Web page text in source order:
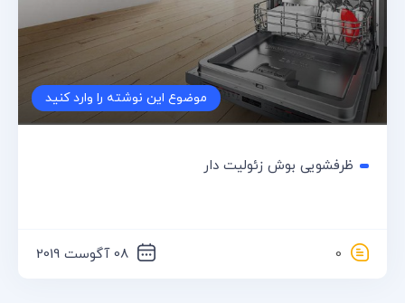
خانه
مقالات
و
نوشته
ها
موضوع این نوشته را وارد کنید
ظرفشویی بوش زئولیت دار
0 08 آگوست 2019